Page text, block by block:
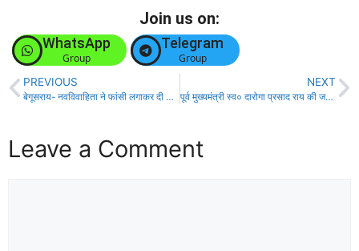
Join us on:
WhatsApp
Group
Telegram
Group
PREVIOUS
बेगूसराय- नवविवाहिता ने फांसी लगाकर दी जान, स्वजन परिजन स्तब्ध!
NEXT
पूर्व मुख्यमंत्री स्व० दारोगा प्रसाद राय की जयंती पर मुख्यमंत्री ने समेत तमाम प्रमुख नेताओं ने दी श्रद्धांजलि!
Leave a Comment